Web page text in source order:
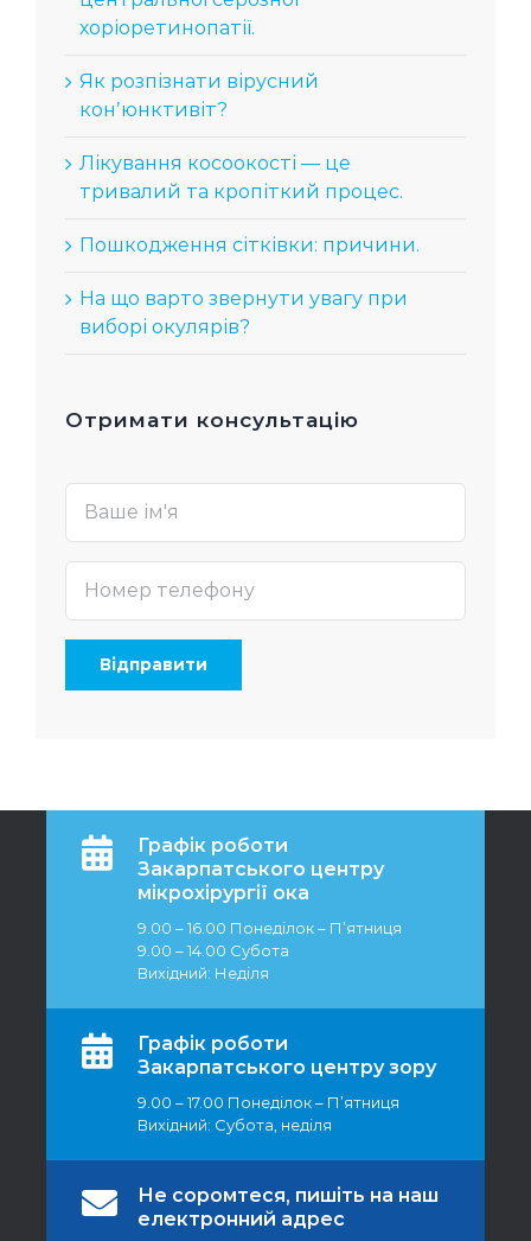
хоріоретинопатії.
Як розпізнати вірусний
конʼюнктивіт?
Лікування косоокості — це
тривалий та кропіткий процес.
Пошкодження сітківки: причини.
На що варто звернути увагу при
виборі окулярів?
Отримати консультацію
Графік роботи
Закарпатського центру
мікрохірургії ока
9.00 – 16.00 Понеділок – П’ятниця
9.00 – 14.00 Субота
Вихідний: Неділя
Графік роботи
Закарпатського центру зору
9.00 – 17.00 Понеділок – П’ятниця
Вихідний: Субота, неділя
Не соромтеся, пишіть на наш
електронний адрес